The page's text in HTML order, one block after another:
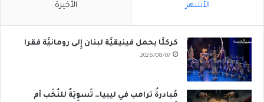
الأشهر الأخيرة
كركلَّا يحمل فينيقيَّة لبنان إِلى رومانيَّة فقرا
2026/08/07
مُبادرةُ ترامب في ليبيا… تَسوِيَةٌ للنُخَب أم